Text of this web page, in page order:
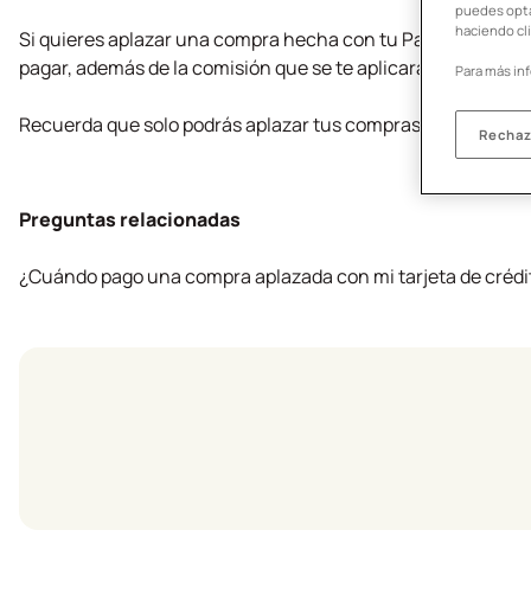
Si quieres aplazar una compra hecha con tu Pay to Save
pagar, además de la comisión que se te aplicará. Si estás
Recuerda que solo podrás aplazar tus compras antes de
Preguntas relacionadas
¿Cuándo pago una compra aplazada con mi tarjeta de
puedes
haciendo
Para más